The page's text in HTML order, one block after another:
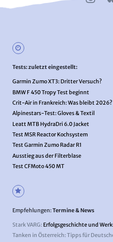
Tests: zuletzt eingestellt:
Garmin Zumo XT3: Dritter Versuch?
BMW F 450 Tropy Test beginnt
Crit-Air in Frankreich: Was bleibt 2026?
Alpinestars-Test: Gloves & Textil
Leatt MTB HydraDri 6.0 Jacket
Test MSR Reactor Kochsystem
Test Garmin Zumo Radar R1
Ausstieg aus der Filterblase
Test CFMoto 450 MT
Empfehlungen:Termine & News
Stark VARG: Erfolgsgeschichte und
Tanken in Österreich: Tipps für